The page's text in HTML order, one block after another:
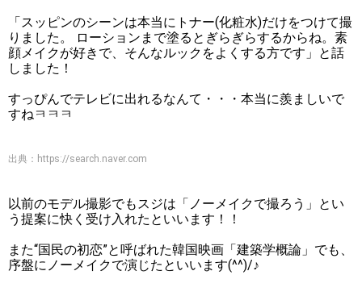
「スッピンのシーンは本当にトナー(化粧水)だけをつけて撮
りました。 ローションまで塗るとぎらぎらするからね。素
顔メイクが好きで、そんなルックをよくする方です」と話
しました！
すっぴんでテレビに出れるなんて・・・本当に羨ましいで
すねㅋㅋㅋ
出典： https://search.naver.com
以前のモデル撮影でもスジは「ノーメイクで撮ろう」とい
う提案に快く受け入れたといいます！！
また“国民の初恋”と呼ばれた韓国映画「建築学概論」でも、
序盤にノーメイクで演じたといいます(^^)/♪